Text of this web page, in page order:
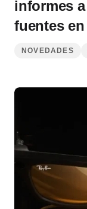
informes
fuentes
NOVEDADES